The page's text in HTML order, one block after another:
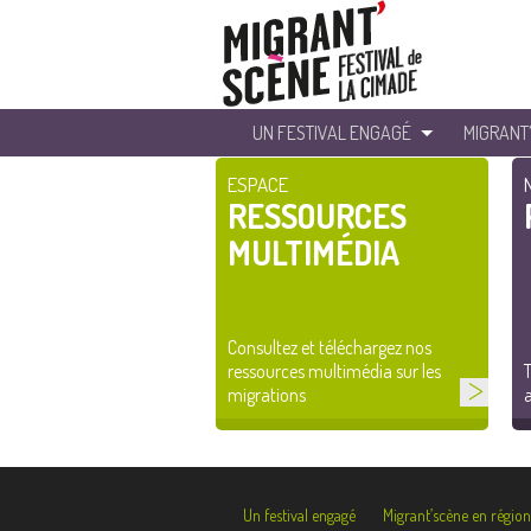
UN FESTIVAL ENGAGÉ
ESPACE
RESSOURCES
MULTIMÉDIA
Consultez et téléchargez nos
ressources multimédia sur les
migrations
Un festival engagé Migrant’scène en région